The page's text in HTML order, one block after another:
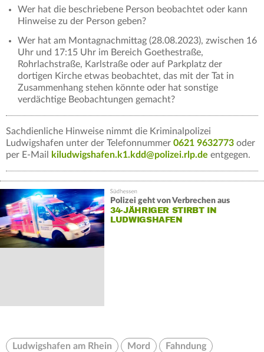
Wer hat die beschriebene Person beobachtet oder kann
Hinweise zu der Person geben?
Wer hat am Montagnachmittag (28.08.2023), zwischen 16
Uhr und 17:15 Uhr im Bereich Goethestraße,
Rohrlachstraße, Karlstraße oder auf Parkplatz der
dortigen Kirche etwas beobachtet, das mit der Tat in
Zusammenhang stehen könnte oder hat sonstige
verdächtige Beobachtungen gemacht?
Sachdienliche Hinweise nimmt die Kriminalpolizei
Ludwigshafen unter der Telefonnummer 0621 9632773 oder
per E-Mail
kiludwigshafen.k1.kdd@polizei.rlp.de entgegen.
Polizei geht von Verbrechen aus
34-JÄHRIGER STIRBT IN
LUDWIGSHAFEN
Ludwigshafen am Rhein Mord Fahndung